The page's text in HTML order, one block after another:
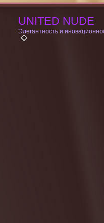
UNITED NUDE
Элегантность и